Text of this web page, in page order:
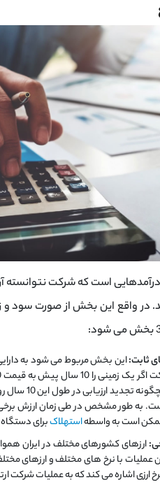
است که شرکت نتوانسته
واقع این بخش از صورت سود و
ثابت:این بخش مربوط می شود به
دفتر شرکت،
است. به طور مشخص در طی زمان ارزش
است به واسطهاستهلاکبرای
ارزهای کشورهای مختلف در ایران
عملیات با نرخ های مختلف و ارزهای
ارزی اشاره می کند که به عملیات شرکت